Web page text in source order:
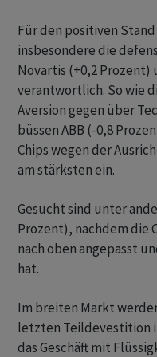
Für den positiven
insbesondere die
Novartis (+0,2 Prozent)
verantwortlich. So wie
Aversion gegen über
büssen ABB (-0,8
Chips wegen der
am stärksten ein.
Gesucht sind unter
Prozent), nachdem die
nach oben angepasst
hat.
Im breiten Markt
letzten Teildevestition
das Geschäft mit